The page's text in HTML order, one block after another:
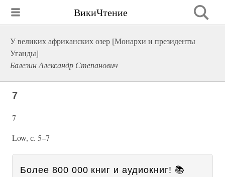
ВикиЧтение
У великих африканских озер [Монархи и президенты
Уганды]
Балезин Александр Степанович
7
7
Low, с. 5–7
Более 800 000 книг и аудиокниг! 📚